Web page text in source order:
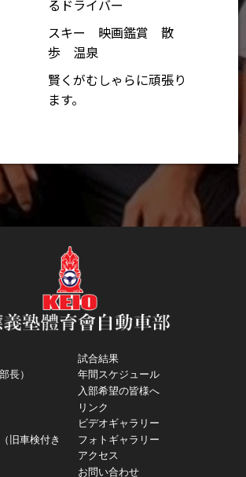
るドライバー
スキー 映画鑑賞 散
歩 温泉
賢くがむしゃらに頑張り
ます。
長）
旧車検付き
試合結果
年間スケジュール
入部希望の皆様へ
リンク
ビデオギャラリー
フォトギャラリー
アクセス
お問い合わせ